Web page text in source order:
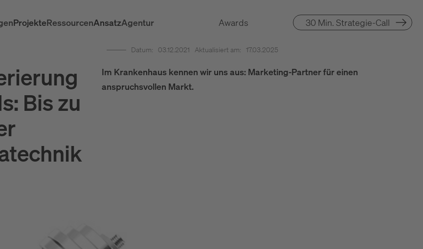
ProjekteRessourcenAnsatzAgentur Awards 30 Min. Strategie-Call
Datum: 03.12.2021 Aktualisiert am: 17.03.2025
Bis zu
Im Krankenhaus kennen wir uns aus: Marketing-Partner für einen
anspruchsvollen Markt.